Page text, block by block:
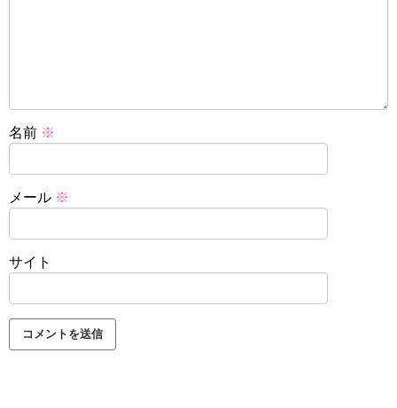
名前 ※
メール ※
サイト